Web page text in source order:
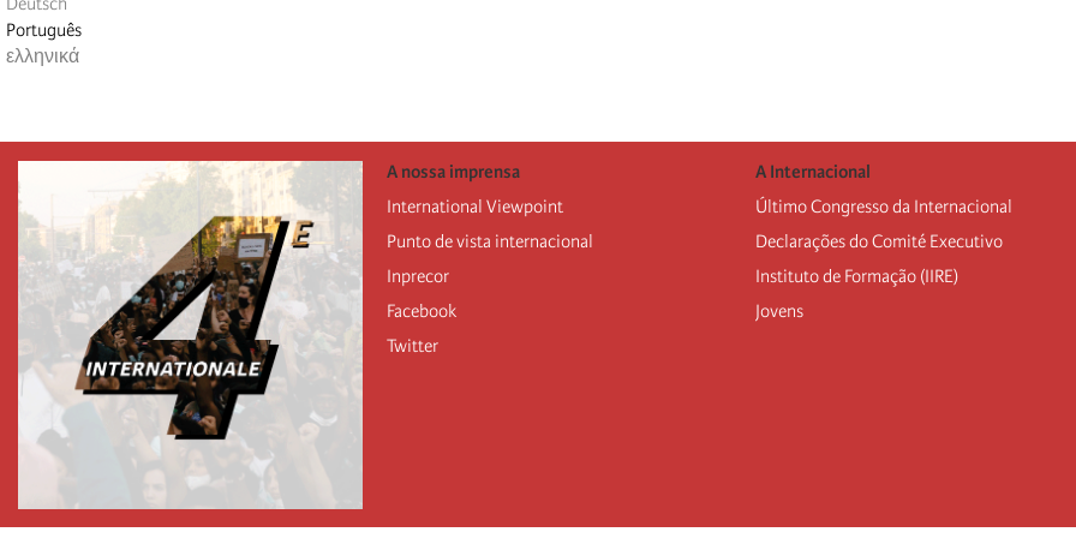
Português
ελληνικά
A nossa imprensa
International Viewpoint
Punto de vista internacional
Inprecor
Facebook
Twitter
A Internacional
Último Congresso da Internacional
Declarações do Comité Executivo
Instituto de Formação (IIRE)
Jovens